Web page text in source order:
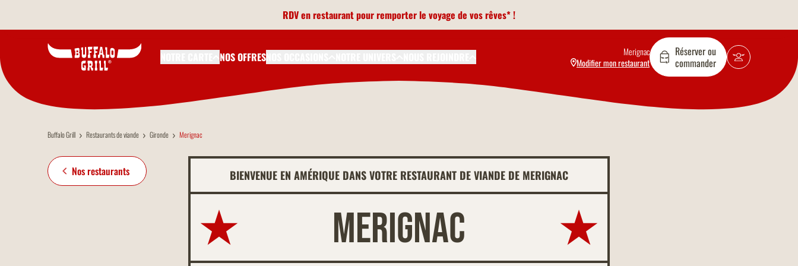
RDV en restaurant pour remporter le voyage de vos rêves* !
NOS OFFRES
Merignac
Modifier mon restaurant
Réserver ou
commander
Buffalo Grill Restaurants de viande Gironde Merignac
Nos restaurants BIENVENUE EN AMÉRIQUE DANS VOTRE RESTAURANT DE VIANDE DE MERIGNAC
Merignac